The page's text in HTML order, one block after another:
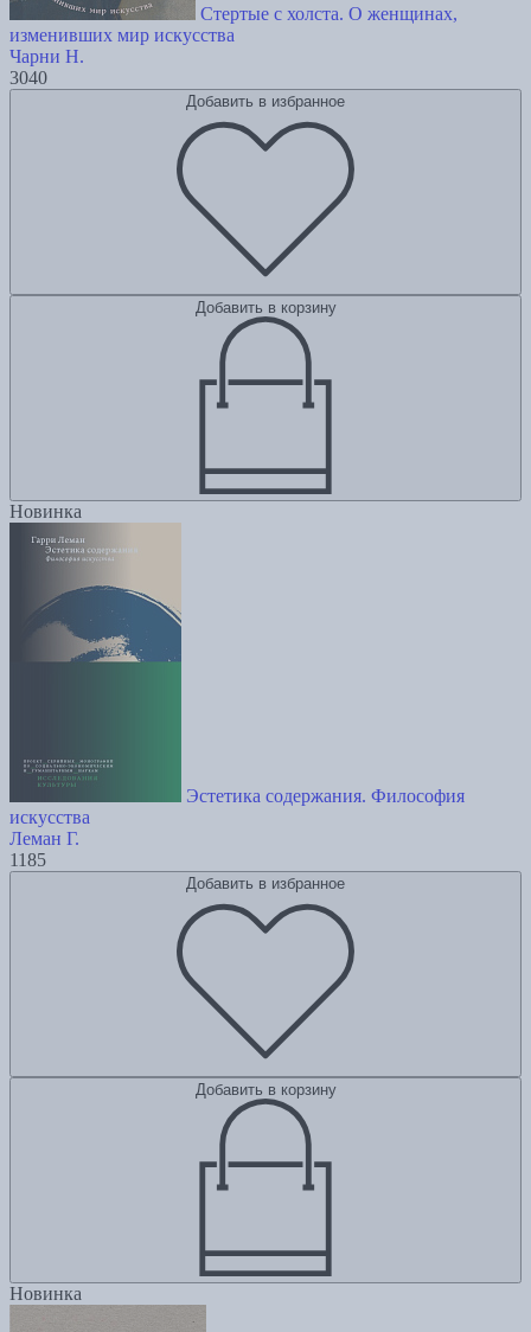
Стертые с холста. О женщинах,
изменивших мир искусства
Чарни Н.
3040
Добавить в избранное
Добавить в корзину
Новинка
Эстетика содержания. Философия
искусства
Леман Г.
1185
Добавить в избранное
Добавить в корзину
Новинка